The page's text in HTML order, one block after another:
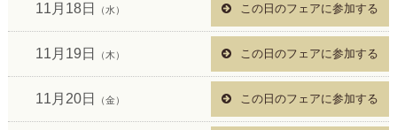
11月18日 （水） この日のフェアに参加する
11月19日 （木） この日のフェアに参加する
11月20日 （金） この日のフェアに参加する